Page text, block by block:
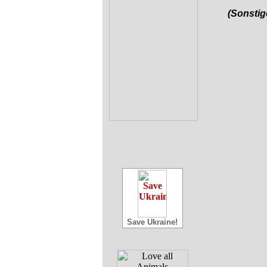
Save Ukraine!